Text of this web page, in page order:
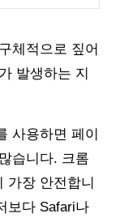
체적으로 짚어
발생하는 지
사용하면 페이
습니다. 크롬
가장 안전합니
보다 Safari나